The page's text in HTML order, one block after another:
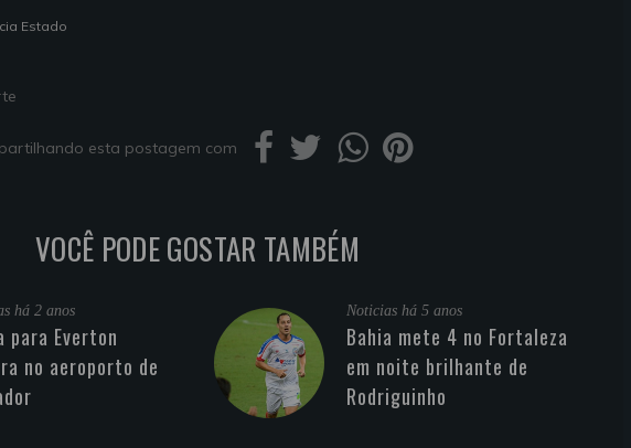
Estado
esta postagem com
VOCÊ PODE GOSTAR TAMBÉM
há 2 anos
para Everton
no aeroporto de
Noticias há 5 anos
Bahia mete 4 no Fortaleza
em noite brilhante de
Rodriguinho